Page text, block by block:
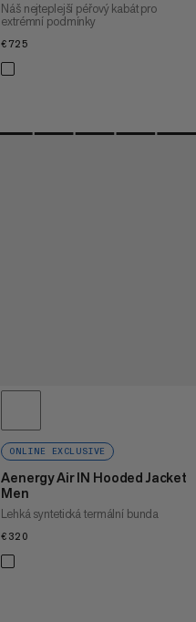
Náš nejteplejší péřový kabát pro
extrémní podmínky
€725
ONLINE EXCLUSIVE
Aenergy Air IN Hooded Jacket
Men
Lehká syntetická termální bunda
€320